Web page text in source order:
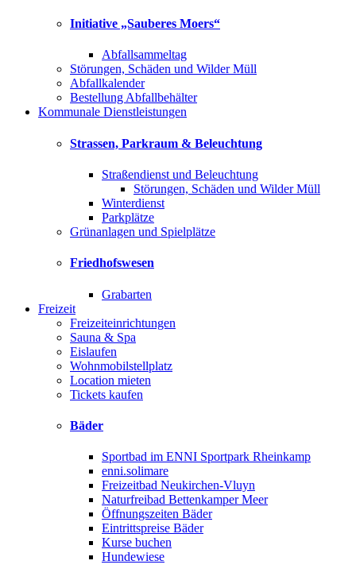
Initiative „Sauberes Moers“
Abfallsammeltag
Störungen, Schäden und Wilder Müll
Abfallkalender
Bestellung Abfallbehälter
Kommunale Dienstleistungen
Strassen, Parkraum & Beleuchtung
Straßendienst und Beleuchtung
Störungen, Schäden und Wilder Müll
Winterdienst
Parkplätze
Grünanlagen und Spielplätze
Friedhofswesen
Grabarten
Freizeit
Freizeiteinrichtungen
Sauna & Spa
Eislaufen
Wohnmobilstellplatz
Location mieten
Tickets kaufen
Bäder
Sportbad im ENNI Sportpark Rheinkamp
enni.solimare
Freizeitbad Neukirchen-Vluyn
Naturfreibad Bettenkamper Meer
Öffnungszeiten Bäder
Eintrittspreise Bäder
Kurse buchen
Hundewiese